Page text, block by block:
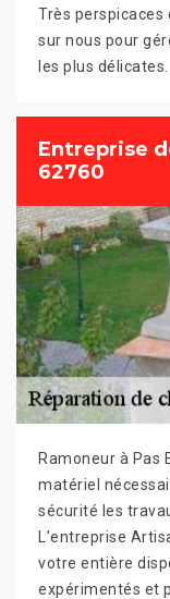
Très perspicaces
sur nous pour
les plus délicates.
Entreprise
62760
Ramoneur à Pas
matériel
sécurité les
L’entreprise
votre entière
expérimentés et